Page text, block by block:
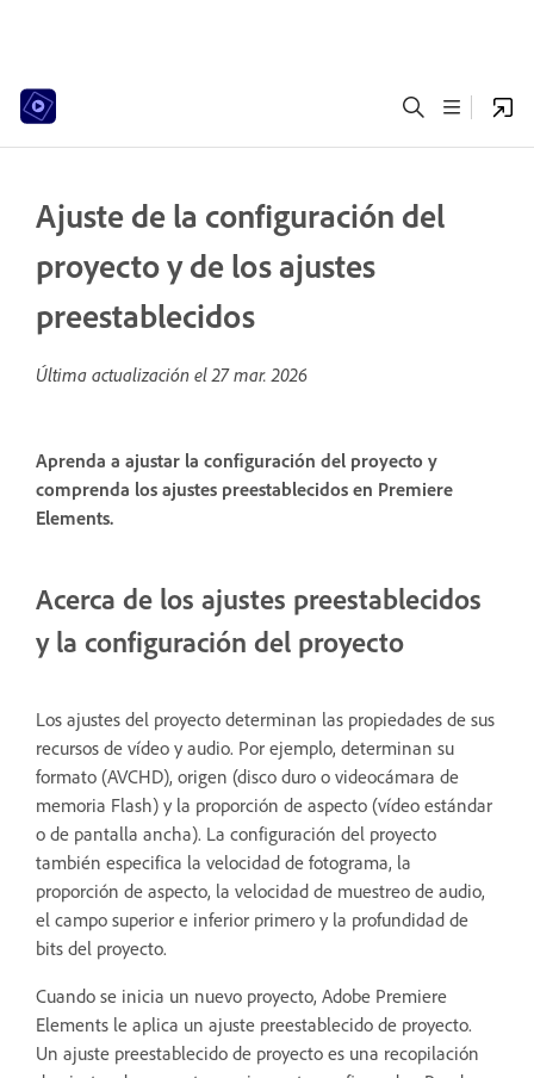
Ajuste de la configuración del
proyecto y de los ajustes
preestablecidos
Última actualización el27 mar. 2026
Aprenda a ajustar la configuración del proyecto y
comprenda los ajustes preestablecidos en Premiere
Elements.
Acerca de los ajustes preestablecidos
y la configuración del proyecto
Los ajustes del proyecto determinan las propiedades de sus
recursos de vídeo y audio. Por ejemplo, determinan su
formato (AVCHD), origen (disco duro o videocámara de
memoria Flash) y la proporción de aspecto (vídeo estándar
o de pantalla ancha). La configuración del proyecto
también especifica la velocidad de fotograma, la
proporción de aspecto, la velocidad de muestreo de audio,
el campo superior e inferior primero y la profundidad de
bits del proyecto.
Cuando se inicia un nuevo proyecto, Adobe Premiere
Elements le aplica un ajuste preestablecido de proyecto.
Un ajuste preestablecido de proyecto es una recopilación